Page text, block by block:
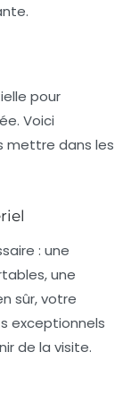
pour
Voici
mettre dans les
: une
une
sûr, votre
exceptionnels
de la visite.